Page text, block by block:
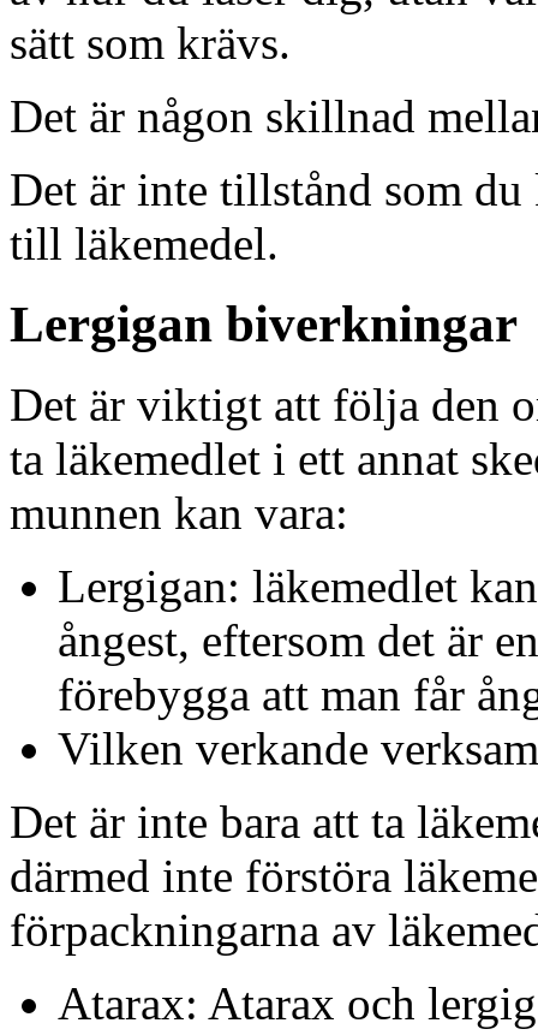
sätt som krävs.
Det är någon skillnad
Det är inte tillstånd som du
till läkemedel.
Lergigan biverkningar
Det är viktigt att följa den
ta läkemedlet i ett annat
munnen kan vara:
Lergigan: läkemedlet
ångest, eftersom det är
förebygga att man får
Vilken verkande
Det är inte bara att ta
därmed inte förstöra
förpackningarna av
Atarax: Atarax och